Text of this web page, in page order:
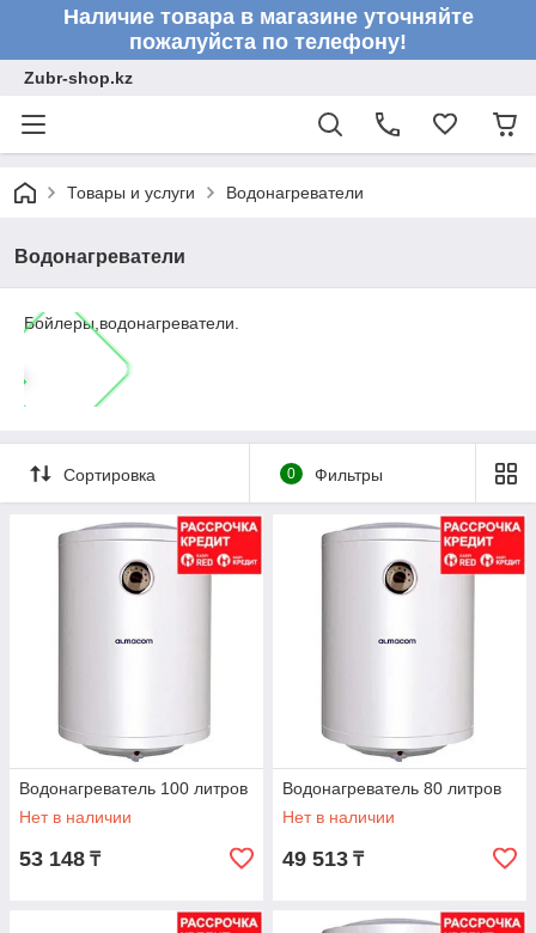
Наличие товара в магазине уточняйте
пожалуйста по телефону!
Zubr-shop.kz
Товары и услуги Водонагреватели
Водонагреватели
Бойлеры,водонагреватели.
Сортировка 0 Фильтры
Водонагреватель 100 литров
Нет в наличии
53 148 ₸
Водонагреватель 80 литров
Нет в наличии
49 513 ₸